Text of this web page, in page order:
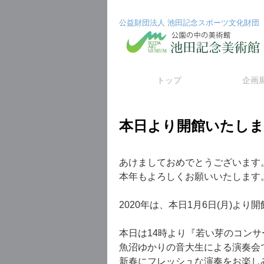
公益財団法人 池田記念スポーツ文化財団
テ
ツ
キ
ッ
トップ 企画
本日より開館いたし
あけましておめでとうございます
本年もよろしくお願いいたします
2020年は、本日1月6日(月)より開
本日は14時より『若い芽のコン
魚沼ゆかりの音大生による演奏会
新春にフレッシュな演奏をお楽し